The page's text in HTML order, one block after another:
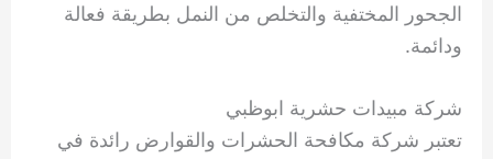
الجحور المختفية والتخلص من النمل بطريقة فعالة
ودائمة.
شركة مبيدات حشرية ابوظبي
تعتبر شركة مكافحة الحشرات والقوارض رائدة في